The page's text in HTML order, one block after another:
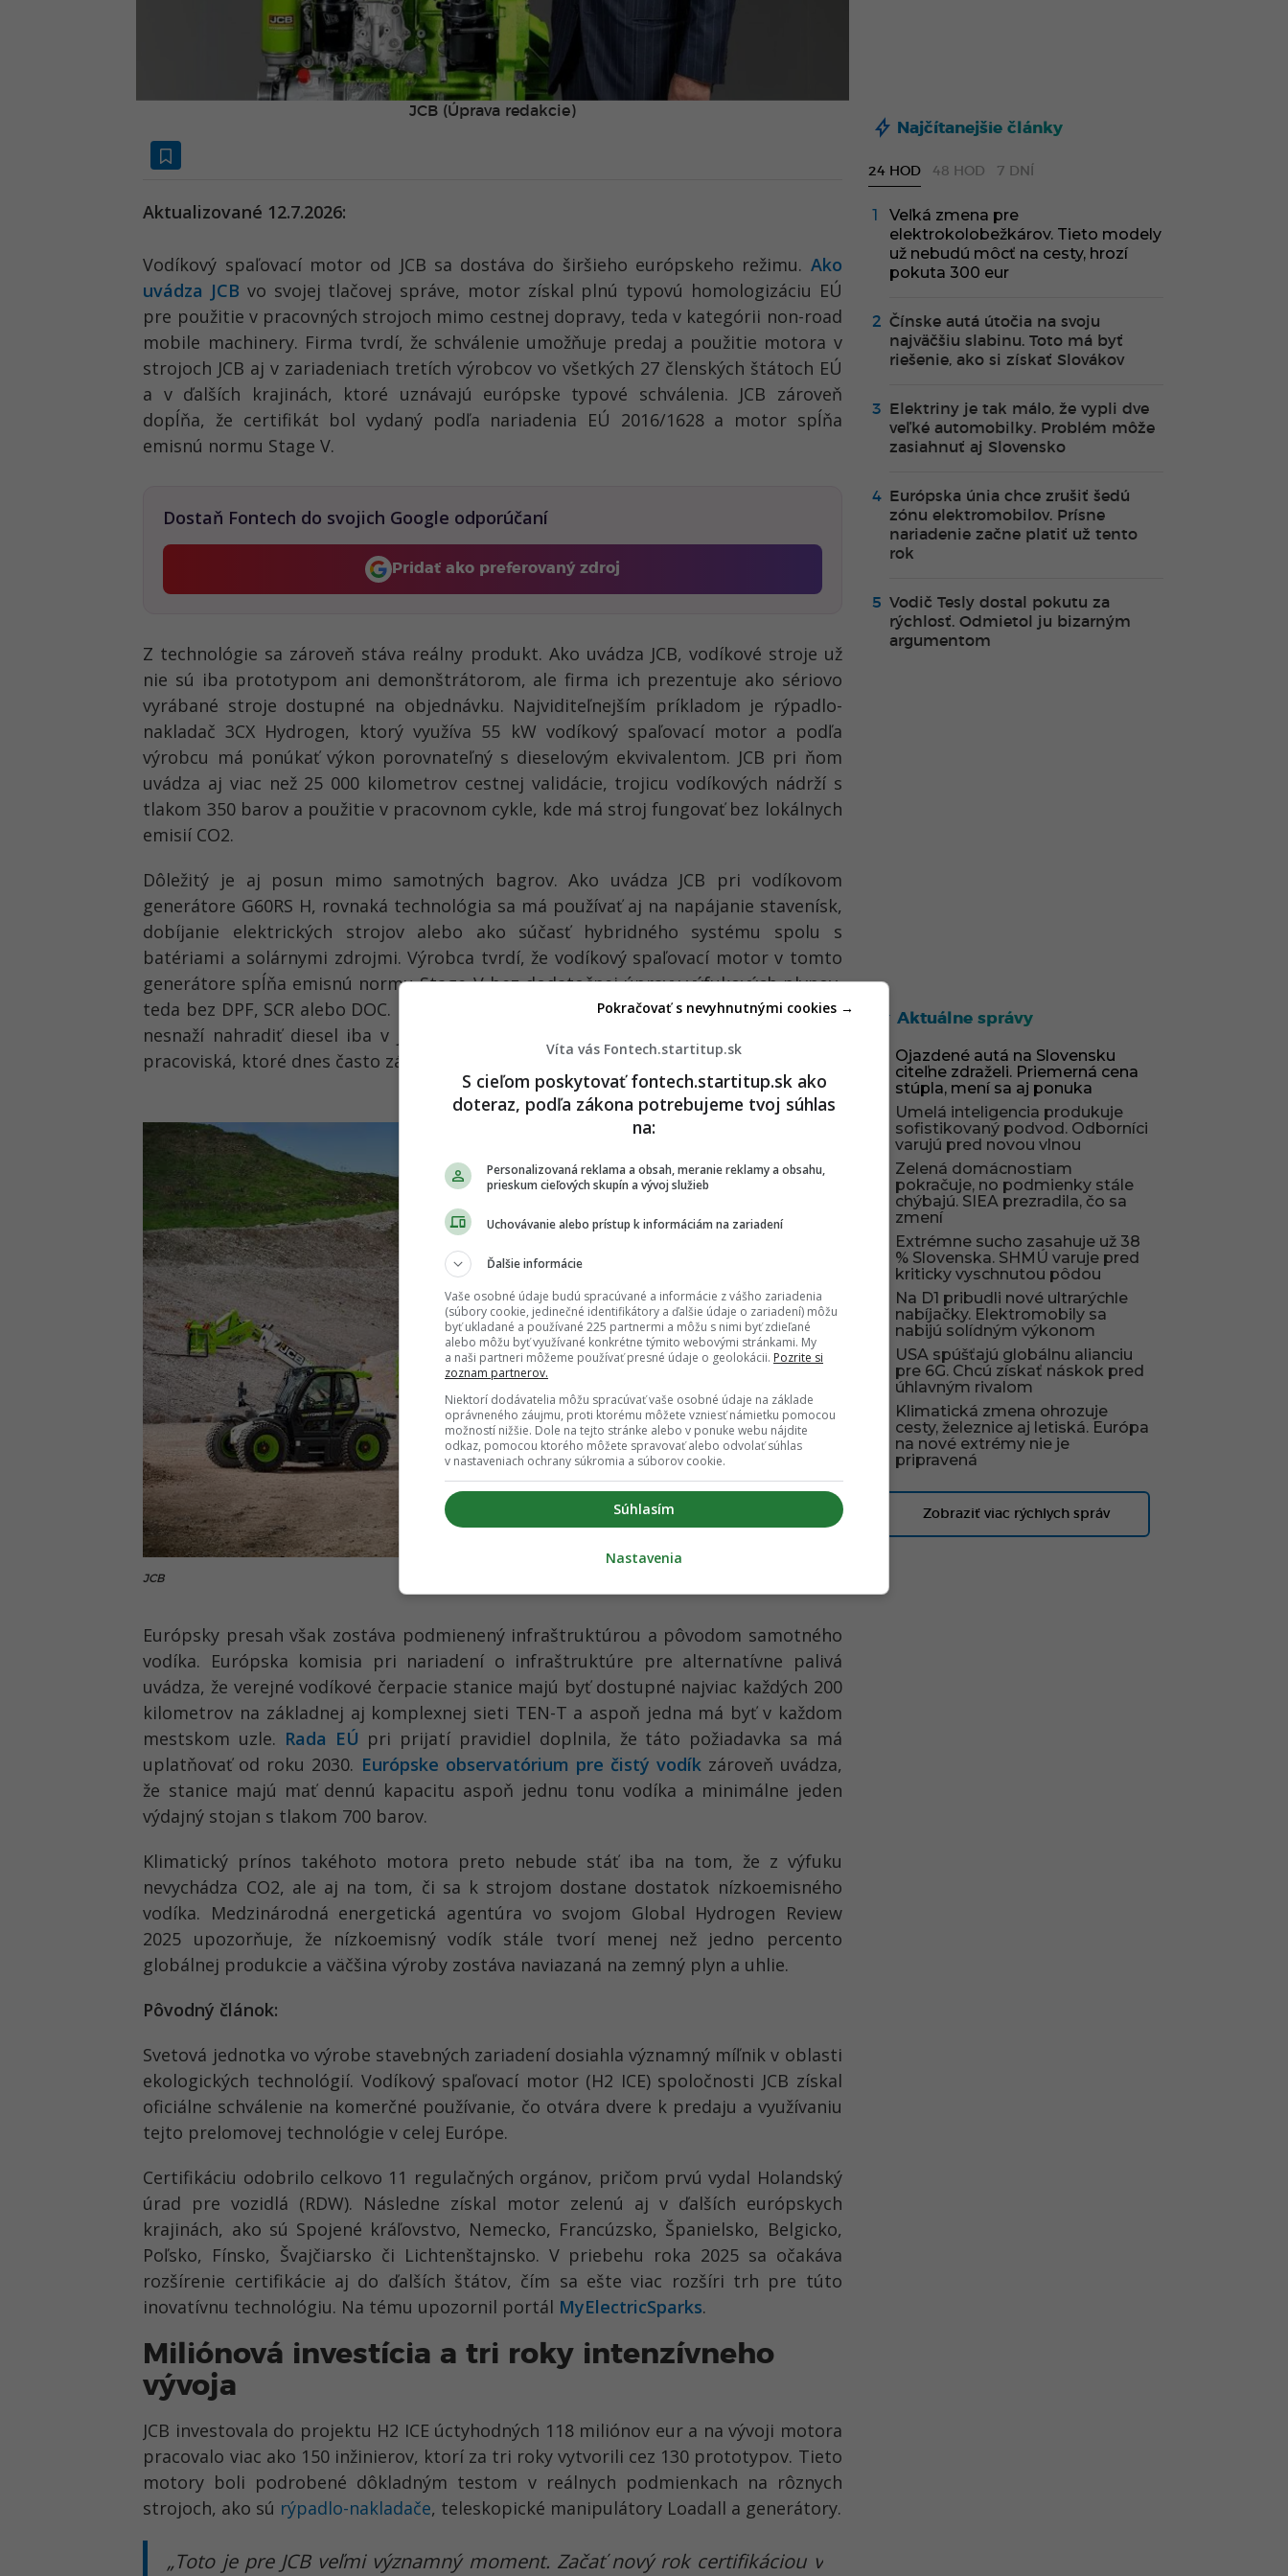
JCB (Úprava redakcie)
Aktualizované 12.7.2026:
Vodíkový spaľovací motor od JCB sa dostáva do širšieho európskeho režimu. Ako
uvádza JCB vo svojej tlačovej správe, motor získal plnú typovú homologizáciu EÚ
pre použitie v pracovných strojoch mimo cestnej dopravy, teda v kategórii non-road
mobile machinery. Firma tvrdí, že schválenie umožňuje predaj a použitie motora v
strojoch JCB aj v zariadeniach tretích výrobcov vo všetkých 27 členských štátoch EÚ
a v ďalších krajinách, ktoré uznávajú európske typové schválenia. JCB zároveň
dopĺňa, že certifikát bol vydaný podľa nariadenia EÚ 2016/1628 a motor spĺňa
emisnú normu Stage V.
Dostaň Fontech do svojich Google odporúčaní
Pridať ako preferovaný zdroj
Fontech, odkaz sa otvorí v novom okne
Z technológie sa zároveň stáva reálny produkt. Ako uvádza JCB, vodíkové stroje už
nie sú iba prototypom ani demonštrátorom, ale firma ich prezentuje ako sériovo
vyrábané stroje dostupné na objednávku. Najviditeľnejším príkladom je rýpadlo-
nakladač 3CX Hydrogen, ktorý využíva 55 kW vodíkový spaľovací motor a podľa
výrobcu má ponúkať výkon porovnateľný s dieselovým ekvivalentom. JCB pri ňom
uvádza aj viac než 25 000 kilometrov cestnej validácie, trojicu vodíkových nádrží s
tlakom 350 barov a použitie v pracovnom cykle, kde má stroj fungovať bez lokálnych
emisií CO2.
Dôležitý je aj posun mimo samotných bagrov. Ako uvádza JCB pri vodíkovom
generátore G60RS H, rovnaká technológia sa má používať aj na napájanie stavenísk,
dobíjanie elektrických strojov alebo ako súčasť hybridného systému spolu s
batériami a solárnymi zdrojmi. Výrobca tvrdí, že vodíkový spaľovací motor v tomto
generátore spĺňa emisnú normu Stage V bez dodatočnej úpravy výfukových plynov,
teda bez DPF, SCR alebo DOC. Pre stavebníctvo je to dôležité najmä preto, že JCB sa
nesnaží nahradiť diesel iba v jednom type stroja, ale buduje širší ekosystém pre
pracoviská, ktoré dnes často závisia od naftových motorov a generátorov.
JCB
Európsky presah však zostáva podmienený infraštruktúrou a pôvodom samotného
vodíka. Európska komisia pri nariadení o infraštruktúre pre alternatívne palivá
uvádza, že verejné vodíkové čerpacie stanice majú byť dostupné najviac každých 200
kilometrov na základnej aj komplexnej sieti TEN-T a aspoň jedna má byť v každom
mestskom uzle. Rada EÚ pri prijatí pravidiel doplnila, že táto požiadavka sa má
uplatňovať od roku 2030. Európske observatórium pre čistý vodíkzároveň uvádza,
že stanice majú mať dennú kapacitu aspoň jednu tonu vodíka a minimálne jeden
výdajný stojan s tlakom 700 barov.
Klimatický prínos takéhoto motora preto nebude stáť iba na tom, že z výfuku
nevychádza CO2, ale aj na tom, či sa k strojom dostane dostatok nízkoemisného
vodíka. Medzinárodná energetická agentúra vo svojom Global Hydrogen Review
2025 upozorňuje, že nízkoemisný vodík stále tvorí menej než jedno percento
globálnej produkcie a väčšina výroby zostáva naviazaná na zemný plyn a uhlie.
Pôvodný článok:
Svetová jednotka vo výrobe stavebných zariadení dosiahla významný míľnik v oblasti
ekologických technológií. Vodíkový spaľovací motor (H2 ICE) spoločnosti JCB získal
oficiálne schválenie na komerčné používanie, čo otvára dvere k predaju a využívaniu
tejto prelomovej technológie v celej Európe.
Certifikáciu odobrilo celkovo 11 regulačných orgánov, pričom prvú vydal Holandský
úrad pre vozidlá (RDW). Následne získal motor zelenú aj v ďalších európskych
krajinách, ako sú Spojené kráľovstvo, Nemecko, Francúzsko, Španielsko, Belgicko,
Poľsko, Fínsko, Švajčiarsko či Lichtenštajnsko. V priebehu roka 2025 sa očakáva
rozšírenie certifikácie aj do ďalších štátov, čím sa ešte viac rozšíri trh pre túto
inovatívnu technológiu. Na tému upozornil portál MyElectricSparks.
Miliónová investícia a tri roky intenzívneho
vývoja
JCB investovala do projektu H2 ICE úctyhodných 118 miliónov eur a na vývoji motora
pracovalo viac ako 150 inžinierov, ktorí za tri roky vytvorili cez 130 prototypov. Tieto
motory boli podrobené dôkladným testom v reálnych podmienkach na rôznych
strojoch, ako sú rýpadlo-nakladače, teleskopické manipulátory Loadall a generátory.
„Toto je pre JCB veľmi významný moment. Začať nový rok certifikáciou v
Najčítanejšie články
24 HOD 48 HOD 7 DNÍ
Veľká zmena pre
elektrokolobežkárov. Tieto modely
už nebudú môcť na cesty, hrozí
pokuta 300 eur
Čínske autá útočia na svoju
najväčšiu slabinu. Toto má byť
riešenie, ako si získať Slovákov
Elektriny je tak málo, že vypli dve
veľké automobilky. Problém môže
zasiahnuť aj Slovensko
Európska únia chce zrušiť šedú
zónu elektromobilov. Prísne
nariadenie začne platiť už tento
rok
Vodič Tesly dostal pokutu za
rýchlosť. Odmietol ju bizarným
argumentom
Aktuálne správy
Ojazdené autá na Slovensku
citeľne zdraželi. Priemerná cena
stúpla, mení sa aj ponuka
Umelá inteligencia produkuje
sofistikovaný podvod. Odborníci
varujú pred novou vlnou
Zelená domácnostiam
pokračuje, no podmienky stále
chýbajú. SIEA prezradila, čo sa
zmení
Extrémne sucho zasahuje už 38
% Slovenska. SHMÚ varuje pred
kriticky vyschnutou pôdou
Na D1 pribudli nové ultrarýchle
nabíjačky. Elektromobily sa
nabijú solídným výkonom
USA spúšťajú globálnu alianciu
pre 6G. Chcú získať náskok pred
úhlavným rivalom
Klimatická zmena ohrozuje
cesty, železnice aj letiská. Európa
na nové extrémy nie je
pripravená
Zobraziť viac rýchlych správ
Víta vás Fontech.startitup.sk
S cieľom poskytovať fontech.startitup.sk ako
doteraz, podľa zákona potrebujeme tvoj súhlas
na:
Personalizovaná reklama a obsah, meranie reklamy a obsahu,
prieskum cieľových skupín a vývoj služieb
Uchovávanie alebo prístup k informáciám na zariadení
Ďalšie informácie
Vaše osobné údaje budú spracúvané a informácie z vášho zariadenia
(súbory cookie, jedinečné identifikátory a ďalšie údaje o zariadení) môžu
byť ukladané a používané 225 partnermi a môžu s nimi byť zdieľané
alebo môžu byť využívané konkrétne týmito webovými stránkami. My
a naši partneri môžeme používať presné údaje o geolokácii. Pozrite si
zoznam partnerov.
Niektorí dodávatelia môžu spracúvať vaše osobné údaje na základe
oprávneného záujmu, proti ktorému môžete vzniesť námietku pomocou
možností nižšie. Dole na tejto stránke alebo v ponuke webu nájdite
odkaz, pomocou ktorého môžete spravovať alebo odvolať súhlas
v nastaveniach ochrany súkromia a súborov cookie.
Súhlasím
Pokračovať s nevyhnutnými cookies →
Nastavenia